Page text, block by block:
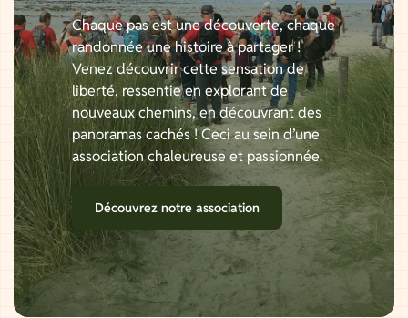
Chaque pas est une découverte, chaque
randonnée une histoire à partager !
Venez découvrir cette sensation de
liberté, ressentie en explorant de
nouveaux chemins, en découvrant des
panoramas cachés ! Ceci au sein d’une
association chaleureuse et passionnée.
Découvrez notre association